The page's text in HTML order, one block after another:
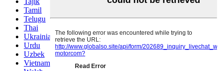
Tamil
Telugu
Thai
Ukrainian
Urdu
Uzbek
Vietnamese